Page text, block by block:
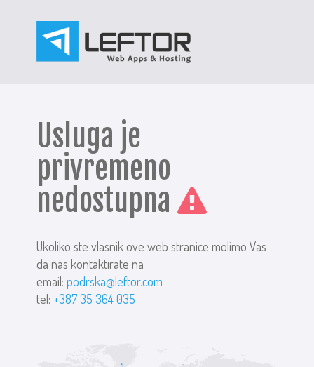
Usluga je
privremeno
nedostupna
Ukoliko ste vlasnik ove web stranice molimo Vas
da nas kontaktirate na
email:podrska@leftor.com
tel: +387 35 364 035